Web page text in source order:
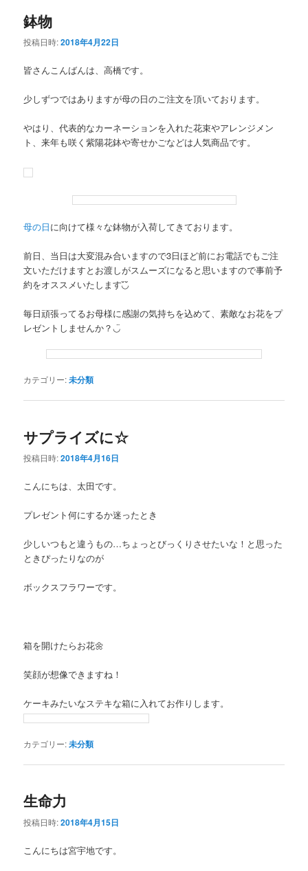
鉢物
投稿日時:2018年4月22日
皆さんこんばんは、高橋です。
少しずつではありますが母の日のご注文を頂いております。
やはり、代表的なカーネーションを入れた花束やアレンジメン
ト、来年も咲く紫陽花鉢や寄せかごなどは人気商品です。
母の日に向けて様々な鉢物が入荷してきております。
前日、当日は大変混み合いますので3日ほど前にお電話でもご注
文いただけますとお渡しがスムーズになると思いますので事前予
約をオススメいたします◟̆◞̆
毎日頑張ってるお母様に感謝の気持ちを込めて、素敵なお花をプ
レゼントしませんか？◡̈
カテゴリー:未分類
サプライズに☆
投稿日時:2018年4月16日
こんにちは、太田です。
プレゼント何にするか迷ったとき
少しいつもと違うもの…ちょっとびっくりさせたいな！と思った
ときぴったりなのが
ボックスフラワーです。
箱を開けたらお花🌼
笑顔が想像できますね！
ケーキみたいなステキな箱に入れてお作りします。
カテゴリー:未分類
生命力
投稿日時:2018年4月15日
こんにちは宮宇地です。